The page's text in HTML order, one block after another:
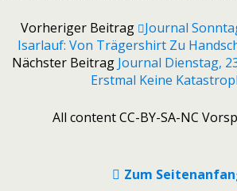
Vorheriger Beitrag
Journal
Isarlauf: Von Trägershirt Zu
Nächster Beitrag Journal Dienstag,
Erstmal Keine
All content CC-BY-SA-NC
Zum